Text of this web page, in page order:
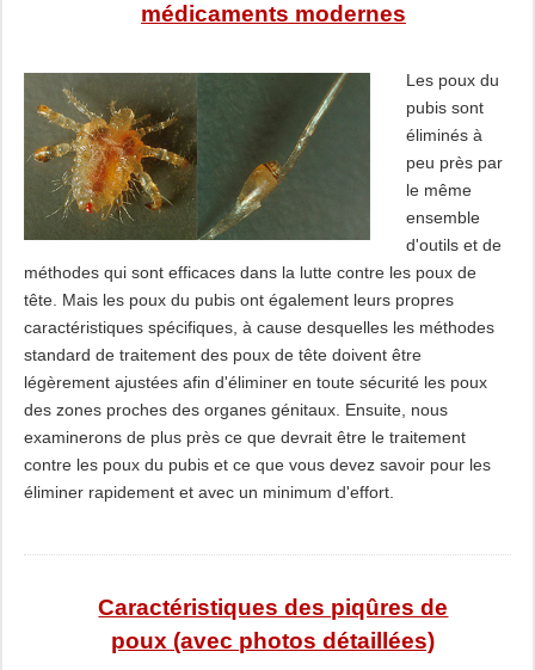
médicaments modernes
Les poux du
pubis sont
éliminés à
peu près par
le même
ensemble
d'outils et de
méthodes qui sont efficaces dans la lutte contre les poux de
tête. Mais les poux du pubis ont également leurs propres
caractéristiques spécifiques, à cause desquelles les méthodes
standard de traitement des poux de tête doivent être
légèrement ajustées afin d'éliminer en toute sécurité les poux
des zones proches des organes génitaux. Ensuite, nous
examinerons de plus près ce que devrait être le traitement
contre les poux du pubis et ce que vous devez savoir pour les
éliminer rapidement et avec un minimum d'effort.
Caractéristiques des piqûres de
poux (avec photos détaillées)